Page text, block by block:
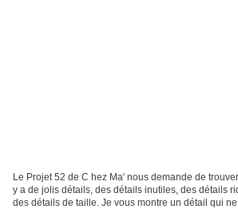
Le Projet 52 de C hez Ma' nous demande de
y a de jolis détails, des détails inutiles, des détails
des détails de taille. Je vous montre un détail qui